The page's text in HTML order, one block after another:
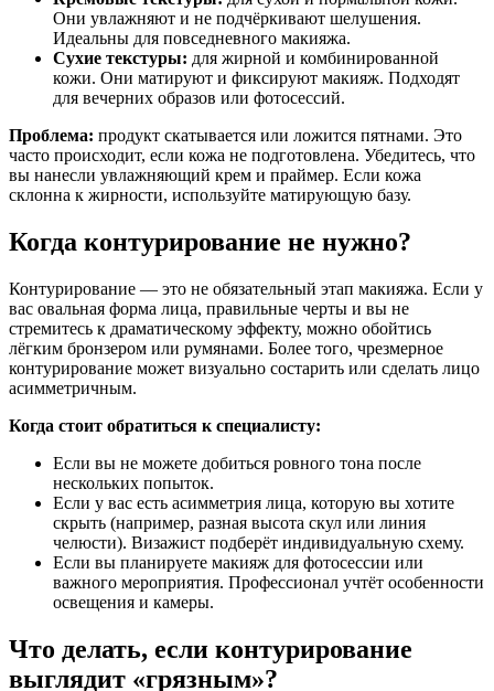
Они увлажняют и не подчёркивают шелушения.
Идеальны для повседневного макияжа.
Сухие текстуры: для жирной и комбинированной
кожи. Они матируют и фиксируют макияж. Подходят
для вечерних образов или фотосессий.
Проблема: продукт скатывается или ложится пятнами. Это
часто происходит, если кожа не подготовлена. Убедитесь, что
вы нанесли увлажняющий крем и праймер. Если кожа
склонна к жирности, используйте матирующую базу.
Когда контурирование не нужно?
Контурирование — это не обязательный этап макияжа. Если у
вас овальная форма лица, правильные черты и вы не
стремитесь к драматическому эффекту, можно обойтись
лёгким бронзером или румянами. Более того, чрезмерное
контурирование может визуально состарить или сделать лицо
асимметричным.
Когда стоит обратиться к специалисту:
Если вы не можете добиться ровного тона после
нескольких попыток.
Если у вас есть асимметрия лица, которую вы хотите
скрыть (например, разная высота скул или линия
челюсти). Визажист подберёт индивидуальную схему.
Если вы планируете макияж для фотосессии или
важного мероприятия. Профессионал учтёт особенности
освещения и камеры.
Что делать, если контурирование
выглядит «грязным»?